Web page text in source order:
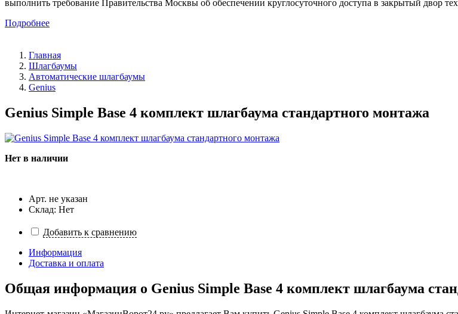
выполнить требование Правительства Москвы об обеспечении круглосуточного доступа в закрытый двор
Подробнее
Главная
Шлагбаумы
Автоматические шлагбаумы
Genius
Genius Simple Base 4 комплект шлагбаума стандартного монтажа
Нет в наличии
Арт. не указан
Склад: Нет
Добавить к сравнению
Информация
Доставка и оплата
Общая информация о Genius Simple Base 4 комплект шлагбаума